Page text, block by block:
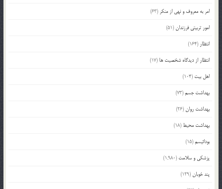
امر به معروف و نهی از منکر (63)
امور تربیتی فرزندان(51)
انتظار (164)
انتظار از دیدگاه شخصیت ها (17)
اهل بیت (104)
بهداشت جسم(73)
بهداشت روان(26)
بهداشت محیط (18)
بودائیسم(15)
پزشکی و سلامت (1,980)
پند خوبان(129)